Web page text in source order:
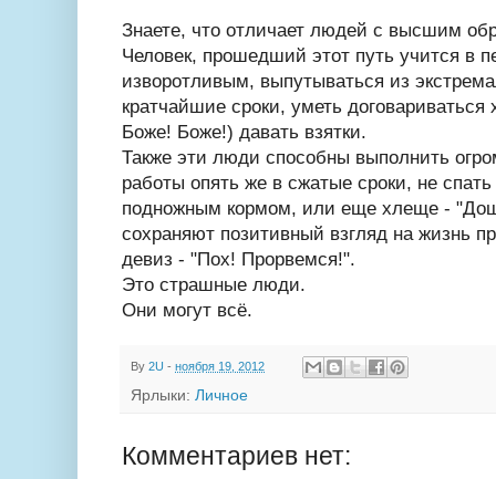
Знаете, что отличает людей с высшим
Человек, прошедший этот путь учится в
изворотливым, выпутываться из
кратчайшие сроки, уметь
Боже! Боже!) давать взятки.
Также эти люди способны выполнить
работы опять же в сжатые сроки, не
подножным кормом, или еще хлеще -
сохраняют позитивный взгляд на жизнь
девиз - "Пох! Прорвемся!".
Это страшные люди.
Они могут всё.
By 2U - ноября 19, 2012
Ярлыки: Личное
Комментариев нет: